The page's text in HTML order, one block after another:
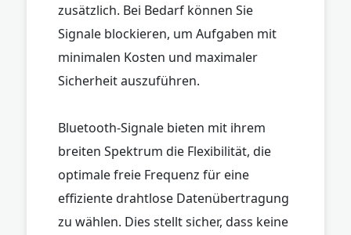
zusätzlich. Bei Bedarf können Sie
Signale blockieren, um Aufgaben mit
minimalen Kosten und maximaler
Sicherheit auszuführen.
Bluetooth-Signale bieten mit ihrem
breiten Spektrum die Flexibilität, die
optimale freie Frequenz für eine
effiziente drahtlose Datenübertragung
zu wählen. Dies stellt sicher, dass keine